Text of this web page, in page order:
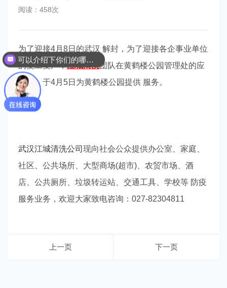
阅读：458次
为了迎接4月8日的武汉 解封，为了迎接各企事业单位
的复工复产，江城清洗团队在黄鹤楼公园管理处的应
邀下，于4月5日为黄鹤楼公园提供 服务。
武汉江城清洗公司 现向社会公众提供办公室、家庭、
社区、公共场所、大型商场(超市)、农贸市场、酒
店、公共厕所、垃圾转运站、交通工具、学校等 防疫
服务业务，欢迎大家致电咨询：027-82304811
上一页 下一页
可以介绍下你们的哪些服务吗？